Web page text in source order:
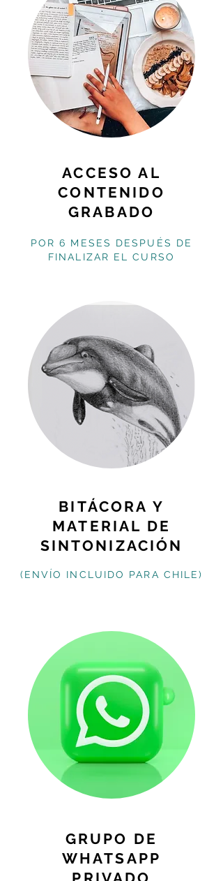
ACCESO AL
CONTENIDO
GRABADO
POR 6 MESES DESPUÉS DE
FINALIZAR EL CURSO
BITÁCORA Y
MATERIAL DE
SINTONIZACIÓN
(ENVÍO INCLUIDO PARA CHILE)
GRUPO DE
WHATSAPP